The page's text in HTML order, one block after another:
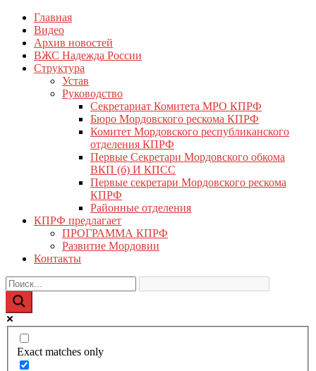
Перейти
содержимому
КПРФ Мордовия
Мордовское Региональное отделение КПРФ
Главная
Видео
Архив новостей
ВЖС Надежда России
Структура
Устав
Руководство
Секретариат Комитета МРО КПРФ
Бюро Мордовского рескома КПРФ
Комитет Мордовского республиканского
отделения КПРФ
Первые Секретари Мордовского обкома
ВКП (б) И КПСС
Первые секретари Мордовского рескома
КПРФ
Районные отделения
КПРФ предлагает
ПРОГРАММА КПРФ
Развитие Мордовии
Контакты
Exact matches only